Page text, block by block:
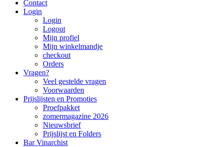
Contact
Login
Login
Logout
Mijn profiel
Mijn winkelmandje
checkout
Orders
Vragen?
Veel gestelde vragen
Voorwaarden
Prijslijsten en Promoties
Proefpakket
zomermagazine 2026
Nieuwsbrief
Prijslijst en Folders
Bar Vinarchist